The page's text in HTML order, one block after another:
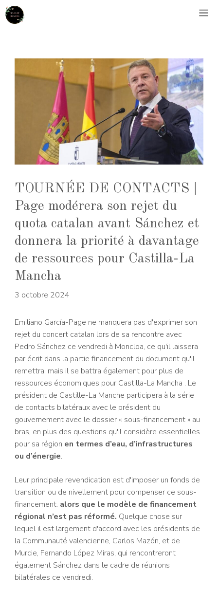
Aller
au
TOURNÉE DE CONTACTS |
Page modérera son rejet du
quota catalan avant Sánchez et
donnera la priorité à davantage
de ressources pour Castilla-La
Mancha
3 octobre 2024
Emiliano García-Page ne manquera pas d'exprimer son
rejet du concert catalan lors de sa rencontre avec
Pedro Sánchez ce vendredi à Moncloa, ce qu'il laissera
par écrit dans la partie financement du document qu'il
remettra, mais il se battra également pour plus de
ressources économiques pour Castilla-La Mancha . Le
président de Castille-La Manche participera à la série
de contacts bilatéraux avec le président du
gouvernement avec le dossier « sous-financement » au
bras, en plus des questions qu'il considère essentielles
pour sa région en termes d’eau, d’infrastructures
ou d’énergie.
Leur principale revendication est d'imposer un fonds de
transition ou de nivellement pour compenser ce sous-
financement. alors que le modèle de financement
régional n’est pas réformé. Quelque chose sur
lequel il est largement d'accord avec les présidents de
la Communauté valencienne, Carlos Mazón, et de
Murcie, Fernando López Miras, qui rencontreront
également Sánchez dans le cadre de réunions
bilatérales ce vendredi.